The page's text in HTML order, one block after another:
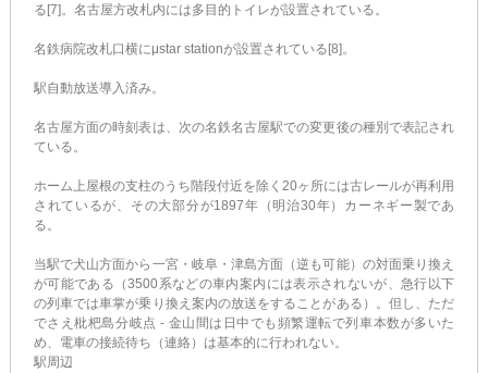
る[7]。名古屋方改札内には多目的トイレが設置されている。
名鉄病院改札口横にμstar stationが設置されている[8]。
駅自動放送導入済み。
名古屋方面の時刻表は、次の名鉄名古屋駅での変更後の種別で表記され
ている。
ホーム上屋根の支柱のうち階段付近を除く20ヶ所には古レールが再利用
されているが、その大部分が1897年（明治30年）カーネギー製であ
る。
当駅で犬山方面から一宮・岐阜・津島方面（逆も可能）の対面乗り換え
が可能である（3500系などの車内案内には表示されないが、急行以下
の列車では車掌が乗り換え案内の放送をすることがある）。但し、ただ
でさえ枇杷島分岐点 - 金山間は日中でも頻繁運転で列車本数が多いた
め、電車の接続待ち（連絡）は基本的に行われない。
駅周辺